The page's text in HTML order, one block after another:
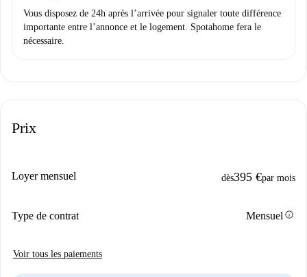
Vous disposez de 24h après l’arrivée pour signaler toute différence
importante entre l’annonce et le logement. Spotahome fera le
nécessaire.
Prix
Loyer mensuel dès395 €par mois
Type de contrat Mensuel info
Voir tous les paiements